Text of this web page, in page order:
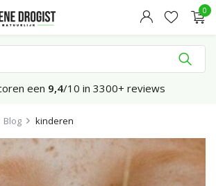
0
een 9,4/10 in 3300+ reviews
Blog kinderen